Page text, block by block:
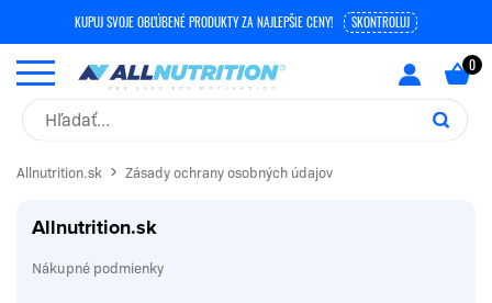
KUPUJ SVOJE OBĽÚBENÉ PRODUKTY ZA NAJLEPŠIE CENY! SKONTROLUJ
Allnutrition.sk Zásady ochrany osobných údajov
Allnutrition.sk
Nákupné podmienky